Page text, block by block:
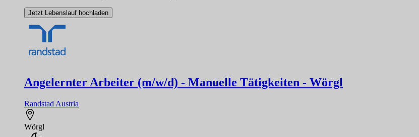
Jetzt Lebenslauf hochladen
Angelernter Arbeiter (m/w/d) - Manuelle Tätigkeiten - Wörgl
Randstad Austria
Wörgl